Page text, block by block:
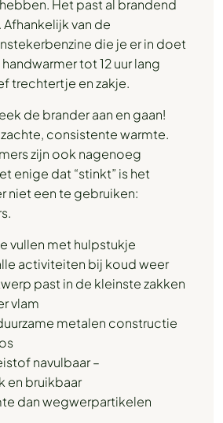
Het past al brandend
Afhankelijk van de
die je er in doet
tot 12 uur lang
trechtertje en zakje.
de brander aan en gaan!
consistente warmte.
zijn ook nagenoeg
enige dat “stinkt” is het
niet een te gebruiken:
vullen met hulpstukje
activiteiten bij koud weer
past in de kleinste zakken
vlam
metalen constructie
navulbaar –
en bruikbaar
dan wegwerpartikelen